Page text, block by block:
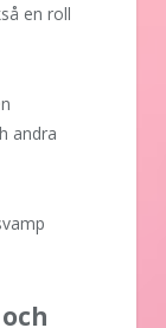
en roll
andra